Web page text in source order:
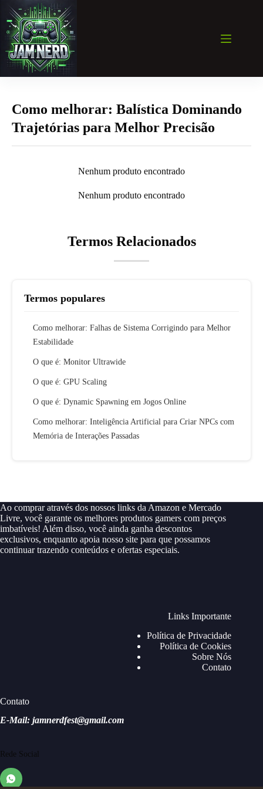
para
conteúdo
Como melhorar: Balística Dominando
Trajetórias para Melhor Precisão
Nenhum produto encontrado
Nenhum produto encontrado
Termos Relacionados
Termos populares
Como melhorar: Falhas de Sistema Corrigindo para Melhor
Estabilidade
O que é: Monitor Ultrawide
O que é: GPU Scaling
O que é: Dynamic Spawning em Jogos Online
Como melhorar: Inteligência Artificial para Criar NPCs com
Memória de Interações Passadas
Ao comprar através dos nossos links da Amazon e Mercado
Livre, você garante os melhores produtos gamers com preços
imbatíveis! Além disso, você ainda ganha descontos
exclusivos, enquanto apoia nosso site para que possamos
continuar trazendo conteúdos e ofertas especiais.
Links Importante
Política de Privacidade
Política de Cookies
Sobre Nós
Contato
Contato
E-Mail: jamnerdfest@gmail.com
Rede Social